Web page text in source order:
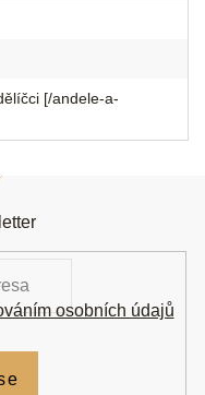
[/andele-a-
osobních údajů